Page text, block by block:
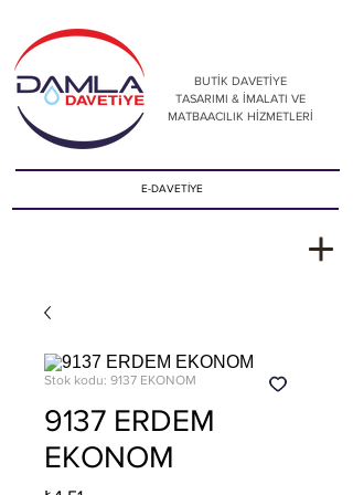
BUTİK DAVETİYE
TASARIMI & İMALATI VE
MATBAACILIK HİZMETLERİ
E-DAVETİYE
Stok kodu: 9137 EKONOM
9137 ERDEM
EKONOM